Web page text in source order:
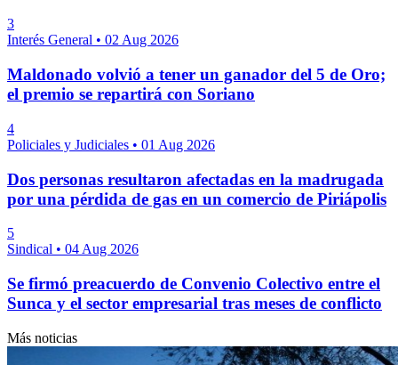
3
Interés General • 02 Aug 2026
Maldonado volvió a tener un ganador del 5 de Oro;
el premio se repartirá con Soriano
4
Policiales y Judiciales • 01 Aug 2026
Dos personas resultaron afectadas en la madrugada
por una pérdida de gas en un comercio de Piriápolis
5
Sindical • 04 Aug 2026
Se firmó preacuerdo de Convenio Colectivo entre el
Sunca y el sector empresarial tras meses de conflicto
Más noticias